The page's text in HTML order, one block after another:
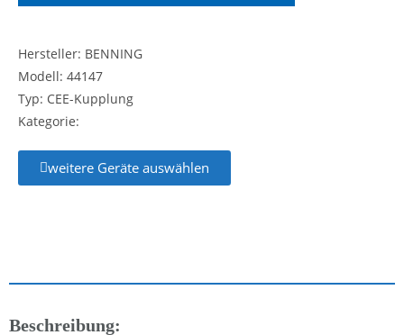
Hersteller: BENNING
Modell: 44147
Typ: CEE-Kupplung
Kategorie:
weitere Geräte auswählen
Beschreibung: